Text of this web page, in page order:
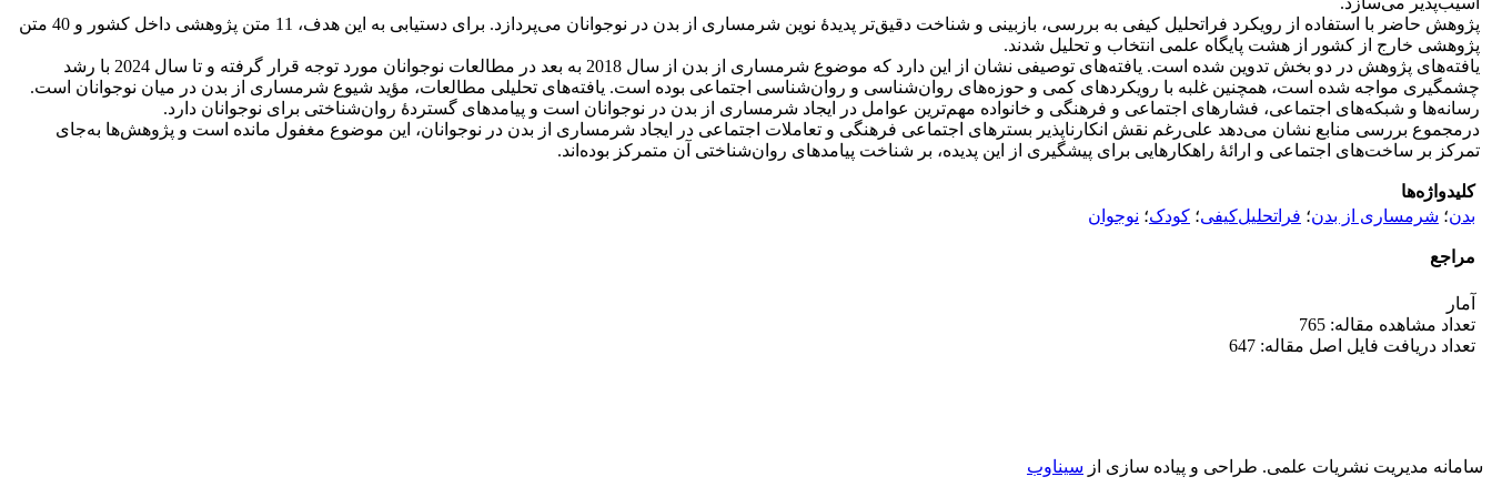
پژوهش حاضر با استفاده از رویکرد فراتحلیل کیفی به بررسی، بازبینی و شناخت دقیق‌تر پدیدۀ نوین شرمساری از بدن در نوجوانان می‌پردازد. برای دستیابی به این هدف، 11 متن پژوهشی داخل کشور و 40 متن
پژوهشی خارج از کشور از هشت پایگاه علمی انتخاب و تحلیل شدند.
یافته‌های پژوهش در دو بخش تدوین شده است. یافته‌های توصیفی نشان از این دارد که موضوع شرمساری از بدن از سال 2018 به بعد در مطالعات نوجوانان مورد توجه قرار گرفته و تا سال 2024 با رشد
چشمگیری مواجه شده است، همچنین غلبه با رویکردهای کمی و حوزه‌های روان‌شناسی و روان‌شناسی اجتماعی بوده است. یافته‌های تحلیلی مطالعات، مؤید شیوع شرمساری از بدن در میان نوجوانان است.
رسانه‌ها و شبکه‌های اجتماعی، فشارهای اجتماعی و فرهنگی و خانواده مهم‌ترین عوامل در ایجاد شرمساری از بدن در نوجوانان است و پیامدهای گستردۀ روان‌شناختی برای نوجوانان دارد.
درمجموع بررسی منابع نشان می‌دهد علی‌رغم نقش انکارناپذیر بسترهای اجتماعی فرهنگی و تعاملات اجتماعی در ایجاد شرمساری از بدن در نوجوانان، این موضوع مغفول مانده است و پژوهش‌ها به‌جای
تمرکز بر ساخت‌های اجتماعی و ارائۀ راهکارهایی برای پیشگیری از این پدیده، بر شناخت پیامدهای روان‌شناختی آن متمرکز بوده‌اند.
کلیدواژه‌ها
بدن؛ شرمساری‌ از‌ بدن؛ فراتحلیل‌کیفی؛ کودک؛ نوجوان
مراجع
آمار
تعداد مشاهده مقاله: 765
تعداد دریافت فایل اصل مقاله: 647
سامانه مدیریت نشریات علمی. طراحی و پیاده سازی از سیناوب